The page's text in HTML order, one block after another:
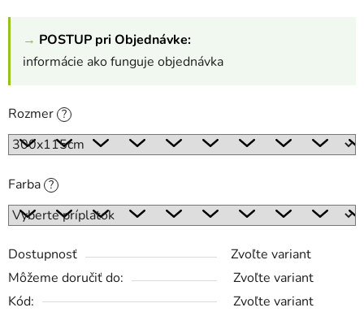
→ POSTUP pri Objednávke:
informácie ako funguje objednávka
Rozmer ?
Farba ?
Dostupnosť
Zvoľte variant
Môžeme doručiť do:
Zvoľte variant
Kód:
Zvoľte variant